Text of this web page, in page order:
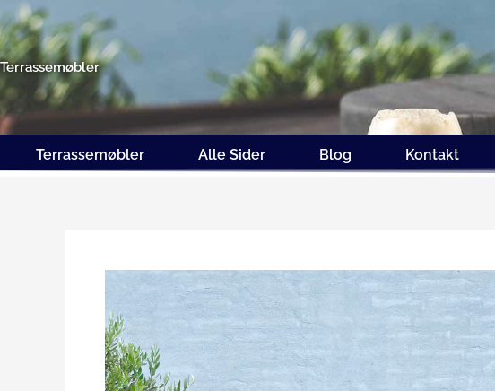
til
indholdet
Terrassemøbler
Terrassemøbler Alle Sider Blog Kontakt